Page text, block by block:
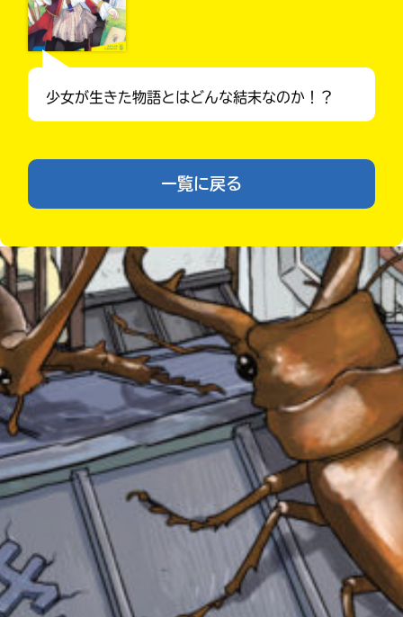
Loading
キミノラジオ配信中！
いろんな動画が
みんなの絵が
見られる
ギャラリー
少女が生きた物語とはどんな結末なのか！？
一覧に戻る
い
え
内
に
が
あ
の
で、
も
う
一
度
確
認
し
て
み
て
戻